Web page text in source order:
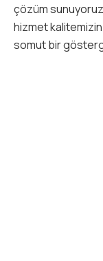
çözüm
hizmet
somut bir